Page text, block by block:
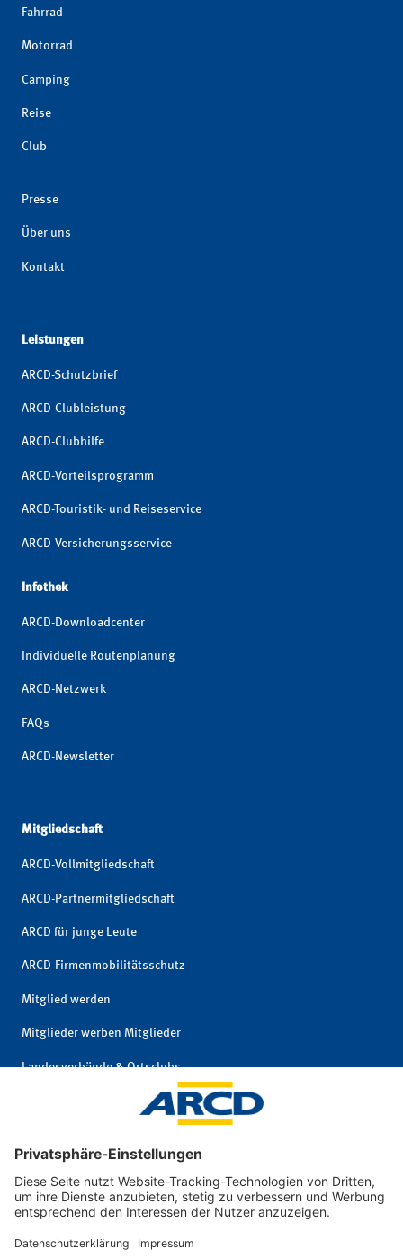
Fahrrad
Motorrad
Camping
Reise
Club
Presse
Über uns
Kontakt
Leistungen
ARCD-Schutzbrief
ARCD-Clubleistung
ARCD-Clubhilfe
ARCD-Vorteilsprogramm
ARCD-Touristik- und Reiseservice
ARCD-Versicherungsservice
Infothek
ARCD-Downloadcenter
Individuelle Routenplanung
ARCD-Netzwerk
FAQs
ARCD-Newsletter
Mitgliedschaft
ARCD-Vollmitgliedschaft
ARCD-Partnermitgliedschaft
ARCD für junge Leute
ARCD-Firmenmobilitätsschutz
Mitglied werden
Mitglieder werben Mitglieder
Landesverbände & Ortsclubs
Mitgliedschaft kündigen